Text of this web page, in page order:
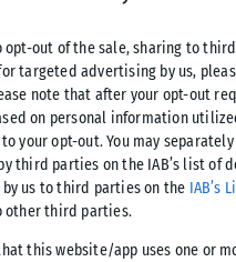
opt-out of the sale, sharing to
targeted advertising by us,
note that after your opt-out
on personal information
your opt-out. You may
third parties on the IAB’s list of
by us to third parties on the IAB’s
other third parties.
this website/app uses one or
όπως η
σχολικά